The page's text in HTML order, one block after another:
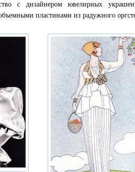
с дизайнером ювелирных
пластинами из радужного